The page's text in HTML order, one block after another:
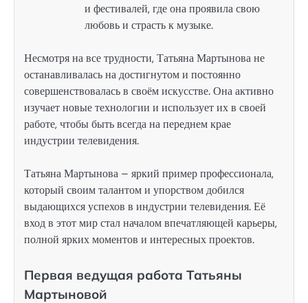
и фестивалей, где она проявила свою
любовь и страсть к музыке.
Несмотря на все трудности, Татьяна Мартынова не
останавливалась на достигнутом и постоянно
совершенствовалась в своём искусстве. Она активно
изучает новые технологии и использует их в своей
работе, чтобы быть всегда на переднем крае
индустрии телевидения.
Татьяна Мартынова – яркий пример профессионала,
который своим талантом и упорством добился
выдающихся успехов в индустрии телевидения. Её
вход в этот мир стал началом впечатляющей карьеры,
полной ярких моментов и интересных проектов.
Первая ведущая работа Татьяны
Мартыновой